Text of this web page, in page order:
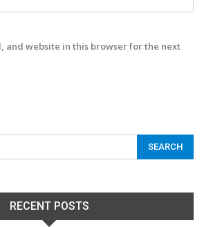
and website in this browser for the next
RECENT POSTS